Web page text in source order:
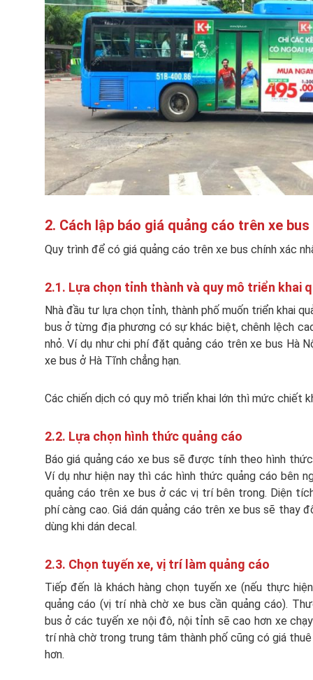
2. Cách lập báo giá quảng cáo trên xe bus
Quy trình để có giá quảng cáo trên xe bus chính xác
2.1. Lựa chọn tỉnh thành và quy mô triển khai
Nhà đầu tư lựa chọn tỉnh, thành phố muốn triển khai
bus ở từng địa phương có sự khác biệt, chênh lệch
nhỏ. Ví dụ như chi phí đặt quảng cáo trên xe bus Hà
xe bus ở Hà Tĩnh chẳng hạn.
Các chiến dịch có quy mô triển khai lớn thì mức chiết
2.2. Lựa chọn hình thức quảng cáo
Báo giá quảng cáo xe bus sẽ được tính theo hình
Ví dụ như hiện nay thì các hình thức quảng cáo bên
quảng cáo trên xe bus ở các vị trí bên trong. Diện
phí càng cao. Giá dán quảng cáo trên xe bus sẽ thay
dùng khi dán decal.
2.3. Chọn tuyến xe, vị trí làm quảng cáo
Tiếp đến là khách hàng chọn tuyến xe (nếu thực
quảng cáo (vị trí nhà chờ xe bus cần quảng cáo).
bus ở các tuyến xe nội đô, nội tỉnh sẽ cao hơn xe
trí nhà chờ trong trung tâm thành phố cũng có giá
hơn.